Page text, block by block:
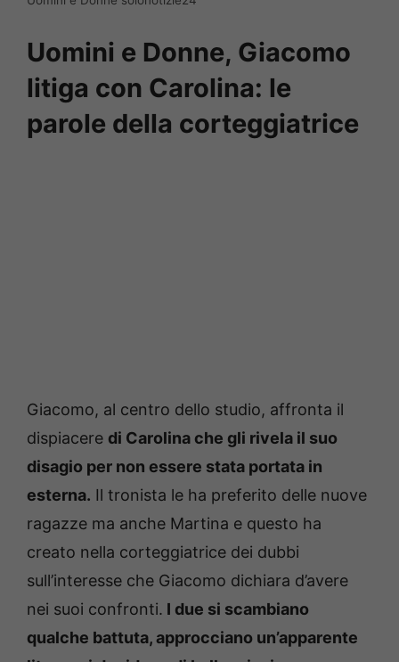
Uomini e Donne, Giacomo
litiga con Carolina: le
parole della corteggiatrice
Giacomo, al centro dello studio, affronta il
dispiacere di Carolina che gli rivela il suo
disagio per non essere stata portata in
esterna. Il tronista le ha preferito delle nuove
ragazze ma anche Martina e questo ha
creato nella corteggiatrice dei dubbi
sull’interesse che Giacomo dichiara d’avere
nei suoi confronti. I due si scambiano
qualche battuta, approcciano un’apparente